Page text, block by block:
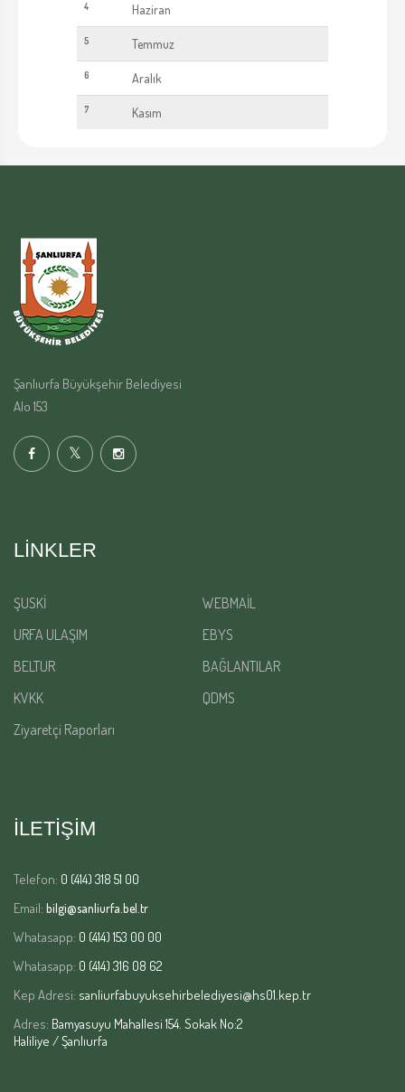
4 Haziran
5 Temmuz
6 Aralık
7 Kasım
Şanlıurfa Büyükşehir Belediyesi
Alo 153
LINKLER
ŞUSKİ
WEBMAİL
URFA ULAŞIM
EBYS
BELTUR
BAĞLANTILAR
KVKK
QDMS
Ziyaretçi Raporları
İLETİŞİM
Telefon: 0 (414) 318 51 00
Email: bilgi@sanliurfa.bel.tr
Whatasapp: 0 (414) 153 00 00
Whatasapp: 0 (414) 316 08 62
Kep Adresi: sanliurfabuyuksehirbelediyesi@hs01.kep.tr
Adres: Bamyasuyu Mahallesi 154. Sokak No:2
Haliliye / Şanlıurfa